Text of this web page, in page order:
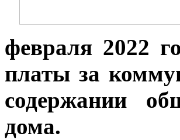
февраля 2022
платы за
содержании
дома.